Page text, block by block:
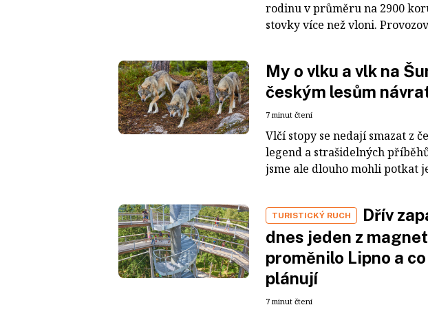
rodinu v průměru na 2900
stovky více než vloni.
My o vlku a vlk na
českým lesům
7 minut čtení
Vlčí stopy se nedají smazat z
legend a strašidelných
jsme ale dlouho mohli potkat
TURISTICKÝ RUCH
Dřív
dnes jeden z
proměnilo Lipno a
plánují
7 minut čtení